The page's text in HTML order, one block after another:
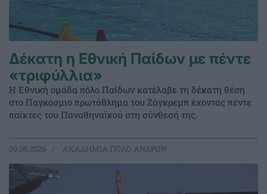
Δέκατη η Εθνική Παίδων με πέντε
«τριφύλλια»
Η Εθνική ομάδα πόλο Παίδων κατέλαβε τη δέκατη θέση
στο Παγκόσμιο πρωτάθλημα του Ζάγκρεμπ έχοντας πέντε
παίκτες του Παναθηναϊκού στη σύνθεσή της.
09.08.2026 ΑΚΑΔΗΜΙΑ ΠΟΛΟ ΑΝΔΡΩΝ